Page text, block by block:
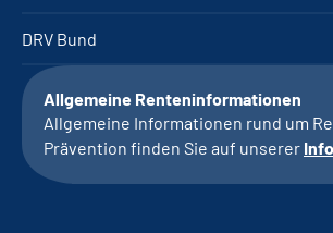
DRV Bund
Allgemeine Renteninformationen
Allgemeine Informationen rund um
Prävention finden Sie auf unserer